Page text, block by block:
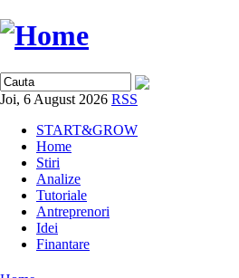
Joi, 6 August 2026 RSS
START&GROW
Home
Stiri
Analize
Tutoriale
Antreprenori
Idei
Finantare